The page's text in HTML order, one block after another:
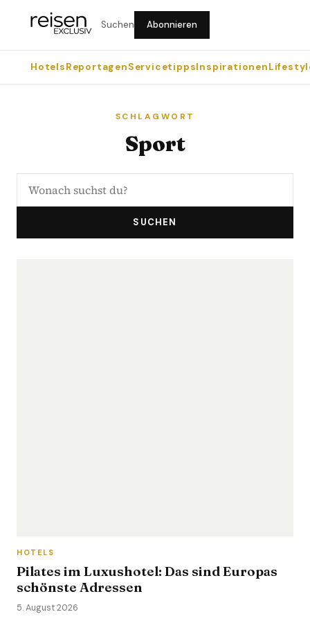
Suchen Abonnieren
HotelsReportagenServicetippsInspirationen
SCHLAGWORT
Sport
SUCHEN
HOTELS
Pilates im Luxushotel: Das sind Europas
schönste Adressen
5. August 2026